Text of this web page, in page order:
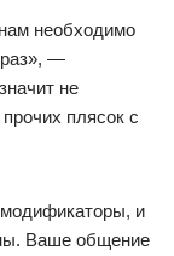
необходимо
раз», —
не
плясок с
и
Ваше общение